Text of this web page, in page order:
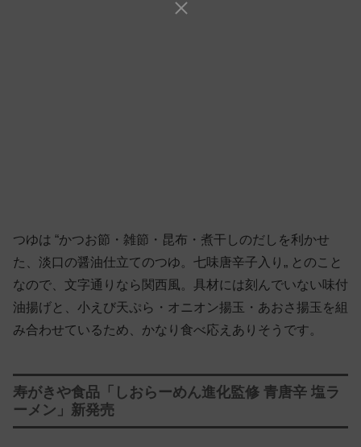
つゆは “かつお節・雑節・昆布・煮干しのだしを利かせ
た、淡口の醤油仕立てのつゆ。七味唐辛子入り„ とのこと
なので、文字通りなら関西風。具材には刻んでいない味付
油揚げと、小えび天ぷら・オニオン揚玉・あおさ揚玉を組
み合わせているため、かなり食べ応えありそうです。
寿がきや食品「しおらーめん進化監修 青唐辛 塩ラ
ーメン」新発売